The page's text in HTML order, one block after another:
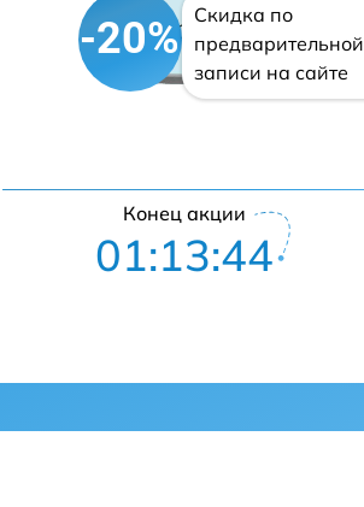
-20%
Скидка по
предварительной
записи на сайте
Конец акции
01:13:43